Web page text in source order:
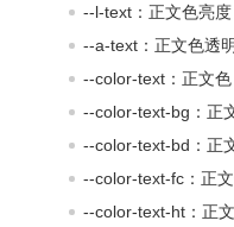
--l-text：正文色亮度
--a-text：正文色透
--color-text：正文色
--color-text-bg：正
--color-text-bd：正
--color-text-fc：正
--color-text-ht：正